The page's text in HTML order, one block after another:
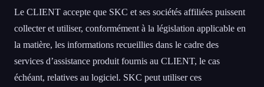
Le CLIENT accepte que SKC et ses sociétés affiliées puissent
collecter et utiliser, conformément à la législation applicable en
la matière, les informations recueillies dans le cadre des
services d’assistance produit fournis au CLIENT, le cas
échéant, relatives au logiciel. SKC peut utiliser ces